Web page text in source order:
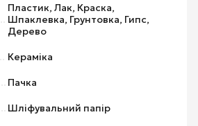
Пластик, Лак, Краска,
Шпаклевка, Грунтовка, Гипс,
Дерево
Кераміка
Пачка
Шліфувальний папір